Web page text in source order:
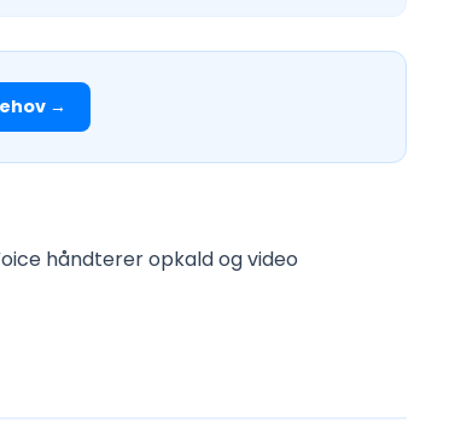
→
håndterer opkald og video